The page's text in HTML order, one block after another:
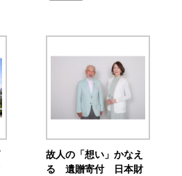
故人の「想い」かなえ
る 遺贈寄付 日本財